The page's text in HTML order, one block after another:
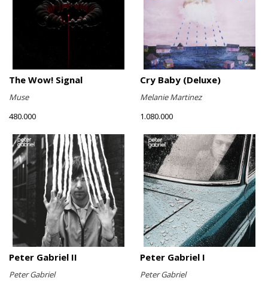
The Wow! Signal
Muse
480.000
Cry Baby (Deluxe)
Melanie Martinez
1.080.000
Peter Gabriel II
Peter Gabriel
Peter Gabriel I
Peter Gabriel